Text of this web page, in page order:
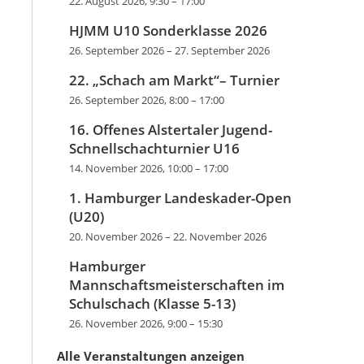
HJMM U10 Sonderklasse 2026
26. September 2026– 27. September 2026
22. „Schach am Markt“– Turnier
26. September 2026, 8:00– 17:00
16. Offenes Alstertaler Jugend-
Schnellschachturnier U16
14. November 2026, 10:00– 17:00
1. Hamburger Landeskader-Open
(U20)
20. November 2026– 22. November 2026
Hamburger
Mannschaftsmeisterschaften im
Schulschach (Klasse 5-13)
26. November 2026, 9:00– 15:30
Alle Veranstaltungen anzeigen